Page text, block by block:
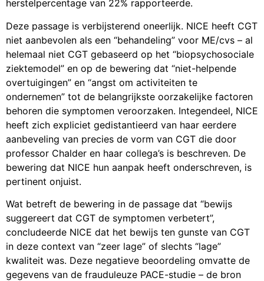
herstelpercentage van 22% rapporteerde.
Deze passage is verbijsterend oneerlijk. NICE heeft CGT
niet aanbevolen als een “behandeling” voor ME/cvs – al
helemaal niet CGT gebaseerd op het “biopsychosociale
ziektemodel” en op de bewering dat “niet-helpende
overtuigingen” en “angst om activiteiten te
ondernemen” tot de belangrijkste oorzakelijke factoren
behoren die symptomen veroorzaken. Integendeel, NICE
heeft zich expliciet gedistantieerd van haar eerdere
aanbeveling van precies de vorm van CGT die door
professor Chalder en haar collega’s is beschreven. De
bewering dat NICE hun aanpak heeft onderschreven, is
pertinent onjuist.
Wat betreft de bewering in de passage dat “bewijs
suggereert dat CGT de symptomen verbetert”,
concludeerde NICE dat het bewijs ten gunste van CGT
in deze context van “zeer lage” of slechts “lage”
kwaliteit was. Deze negatieve beoordeling omvatte de
gegevens van de frauduleuze PACE-studie – de bron